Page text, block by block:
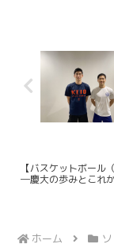
【バスケットボール
―慶大の歩みとこれ
ホーム